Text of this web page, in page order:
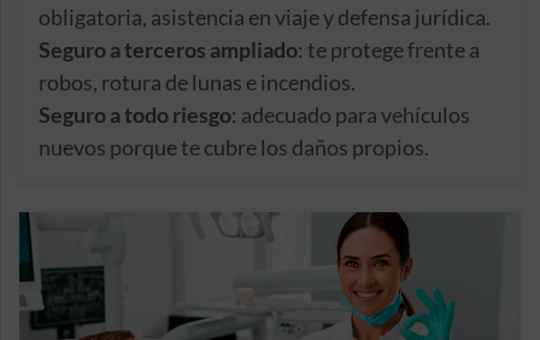
obligatoria, asistencia en viaje y defensa jurídica.
Seguro a terceros ampliado: te protege frente a
robos, rotura de lunas e incendios.
Seguro a todo riesgo: adecuado para vehículos
nuevos porque te cubre los daños propios.